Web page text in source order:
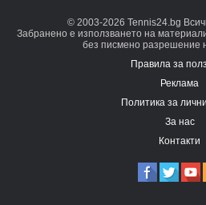
© 2003-2026 Tennis24.bg
Забранено е използването на
без писмено разрешение
Правила за
Реклама
Политика за
За нас
Контакти